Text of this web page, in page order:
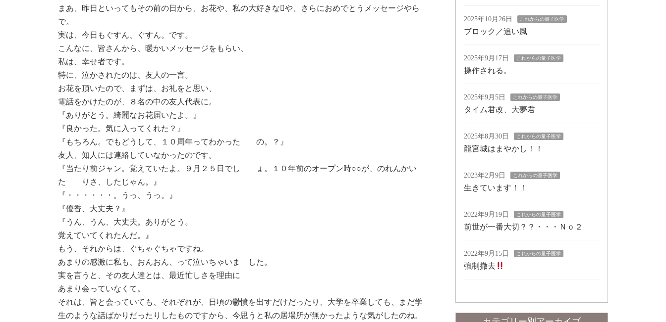
まあ、昨日といってもその前の日から、お花や、私の大好きなや、さらにおめでとうメッセージやら
で。
実は、今日もぐすん、ぐすん。です。
こんなに、皆さんから、暖かいメッセージをもらい、
私は、幸せ者です。
特に、泣かされたのは、友人の一言。
お花を頂いたので、まずは、お礼をと思い、
電話をかけたのが、８名の中の友人代表に。
『ありがとう。綺麗なお花届いたよ。』
『良かった。気に入ってくれた？』
『もちろん。でもどうして、１０周年ってわかった の。？』
友人、知人には連絡していなかったのです。
『当たり前ジャン。覚えていたよ。９月２５日でし ょ。１０年前のオープン時○○が、のれんかい
た りさ、したじゃん。』
『・・・・・・。うっ、うっ。』
『優香、大丈夫？』
『うん、うん、大丈夫。ありがとう。
覚えていてくれたんだ。』
もう、それからは、ぐちゃぐちゃですね。
あまりの感激に私も、おんおん、って泣いちゃいま した。
実を言うと、その友人達とは、最近忙しさを理由に
あまり会っていなくて。
それは、皆と会っていても、それぞれが、日頃の鬱憤を出すだけだったり、大学を卒業しても、まだ学
生のような話ばかりだったりしたものですから、今思うと私の居場所が無かったような気がしたのね。
2025年10月26日 これからの量子医学
ブロック／追い風
2025年9月17日 これからの量子医学
操作される。
2025年9月5日 これからの量子医学
タイム君改、大夢君
2025年8月30日 これからの量子医学
龍宮城はまやかし！！
2023年2月9日 これからの量子医学
生きています！！
2022年9月19日 これからの量子医学
前世が一番大切？？・・・Ｎｏ２
2022年9月15日 これからの量子医学
強制撤去